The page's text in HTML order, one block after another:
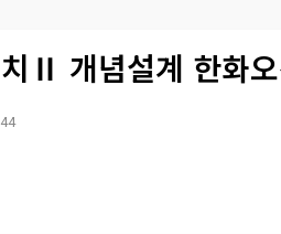
Ⅱ 개념설계 한화